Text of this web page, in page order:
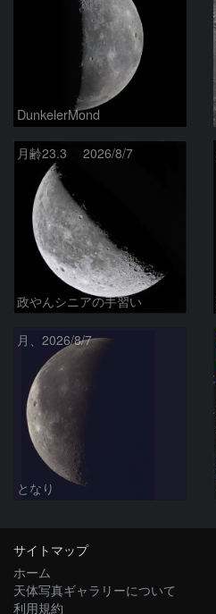
DunkelerMond
月齢23.3 2026/8/7
政やんシニアの手習い
月、2026/8/7
となり
サイトマップ
ホーム
天体写真ギャラリーについて
利用規約